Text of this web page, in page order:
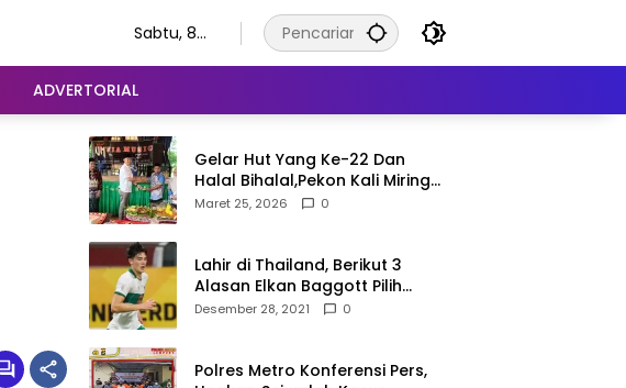
Sabtu, 8
ADVERTORIAL
Gelar Hut Yang Ke-22 Dan
Halal Bihalal,Pekon Kali Miring
Semangat Gotong Royong
Maret 25, 2026 0
Lahir di Thailand, Berikut 3
Alasan Elkan Baggott Pilih
Timnas Indonesia
Desember 28, 2021 0
Polres Metro Konferensi Pers,